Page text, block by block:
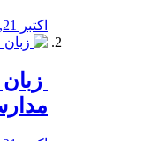
اکتبر 21, 2019